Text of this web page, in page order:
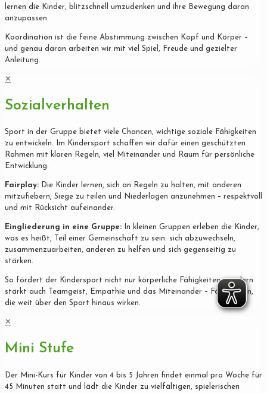
lernen die Kinder, blitzschnell umzudenken und ihre Bewegung daran
anzupassen.
Koordination ist die feine Abstimmung zwischen Kopf und Körper –
und genau daran arbeiten wir mit viel Spiel, Freude und gezielter
Anleitung.
✕
Sozialverhalten
Sport in der Gruppe bietet viele Chancen, wichtige soziale Fähigkeiten
zu entwickeln. Im Kindersport schaffen wir dafür einen geschützten
Rahmen mit klaren Regeln, viel Miteinander und Raum für persönliche
Entwicklung.
Fairplay: Die Kinder lernen, sich an Regeln zu halten, mit anderen
mitzufiebern, Siege zu teilen und Niederlagen anzunehmen – respektvoll
und mit Rücksicht aufeinander.
Eingliederung in eine Gruppe: In kleinen Gruppen erleben die Kinder,
was es heißt, Teil einer Gemeinschaft zu sein: sich abzuwechseln,
zusammenzuarbeiten, anderen zu helfen und sich gegenseitig zu
stärken.
So fördert der Kindersport nicht nur körperliche Fähigkeiten, sondern
stärkt auch Teamgeist, Empathie und das Miteinander – Fähigkeiten,
die weit über den Sport hinaus wirken.
✕
Mini Stufe
Der Mini-Kurs für Kinder von 4 bis 5 Jahren findet einmal pro Woche für
45 Minuten statt und lädt die Kinder zu vielfältigen, spielerischen